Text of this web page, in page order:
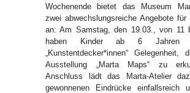
Wochenende bietet das Museum
zwei abwechslungsreiche Angebote für
an: Am Samstag, den 19.03., von 11
haben Kinder ab 6 Jahren
„Kunstentdecker*innen“ Gelegenheit,
Ausstellung „Marta Maps“ zu
Anschluss lädt das Marta-Atelier
gewonnenen Eindrücke einfallsreich